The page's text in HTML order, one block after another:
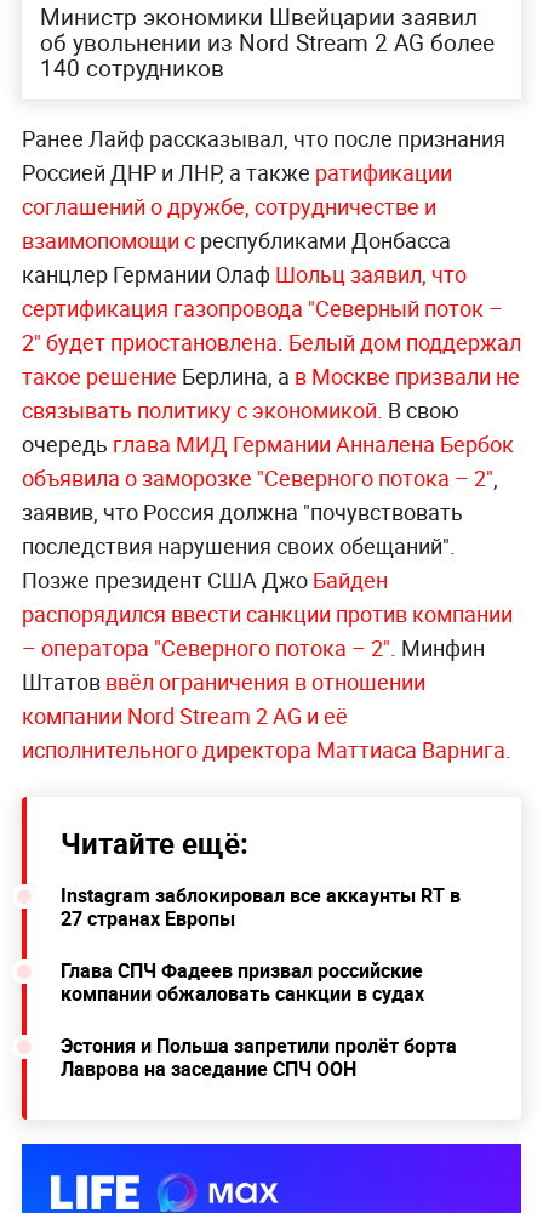
Министр экономики Швейцарии заявил
об увольнении из Nord Stream 2 AG более
140 сотрудников
Ранее Лайф рассказывал, что после признания
Россией ДНР и ЛНР, а также ратификации
соглашений о дружбе, сотрудничестве и
взаимопомощи среспубликами Донбасса
канцлер Германии Олаф Шольц заявил, что
сертификация газопровода "Северный поток –
2" будет приостановлена. Белый дом поддержал
такое решение Берлина, а в Москве призвали не
связывать политику с экономикой. В свою
очередь глава МИД Германии Анналена Бербок
объявила о заморозке "Северного потока – 2",
заявив, что Россия должна "почувствовать
последствия нарушения своих обещаний".
Позже президент США Джо Байден
распорядился ввести санкции против компании
– оператора "Северного потока – 2". Минфин
Штатов ввёл ограничения в отношении
компании Nord Stream 2 AG и её
исполнительного директора Маттиаса Варнига.
Читайте ещё:
Instagram заблокировал все аккаунты RT в
27 странах Европы
Глава СПЧ Фадеев призвал российские
компании обжаловать санкции в судах
Эстония и Польша запретили пролёт борта
Лаврова на заседание СПЧ ООН